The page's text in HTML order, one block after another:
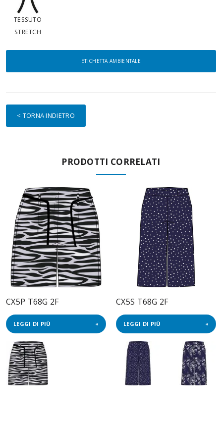
TESSUTO
STRETCH
ETICHETTA AMBIENTALE
< TORNA INDIETRO
PRODOTTI CORRELATI
CX5P T68G 2F
LEGGI DI PIÙ
CX5S T68G 2F
LEGGI DI PIÙ